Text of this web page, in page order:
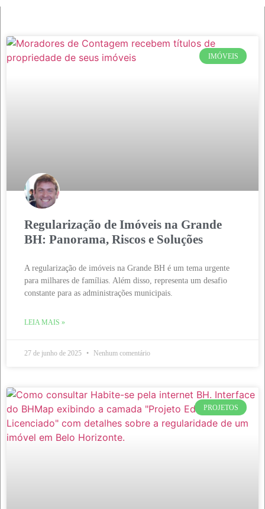
IMÓVEIS
Regularização de Imóveis na Grande
BH: Panorama, Riscos e Soluções
A regularização de imóveis na Grande BH é um tema urgente
para milhares de famílias. Além disso, representa um desafio
constante para as administrações municipais.
LEIA MAIS »
27 de junho de 2025 Nenhum comentário
PROJETOS